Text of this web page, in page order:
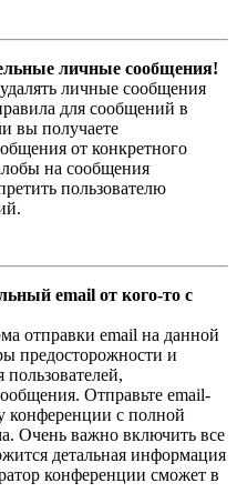
личные сообщения!
личные сообщения
для сообщений в
вы получаете
от конкретного
на сообщения
пользователю
email от кого-то с
отправки email на данной
предосторожности и
Отправьте email-
конференции с полной
Очень важно включить все
детальная информация
конференции сможет в